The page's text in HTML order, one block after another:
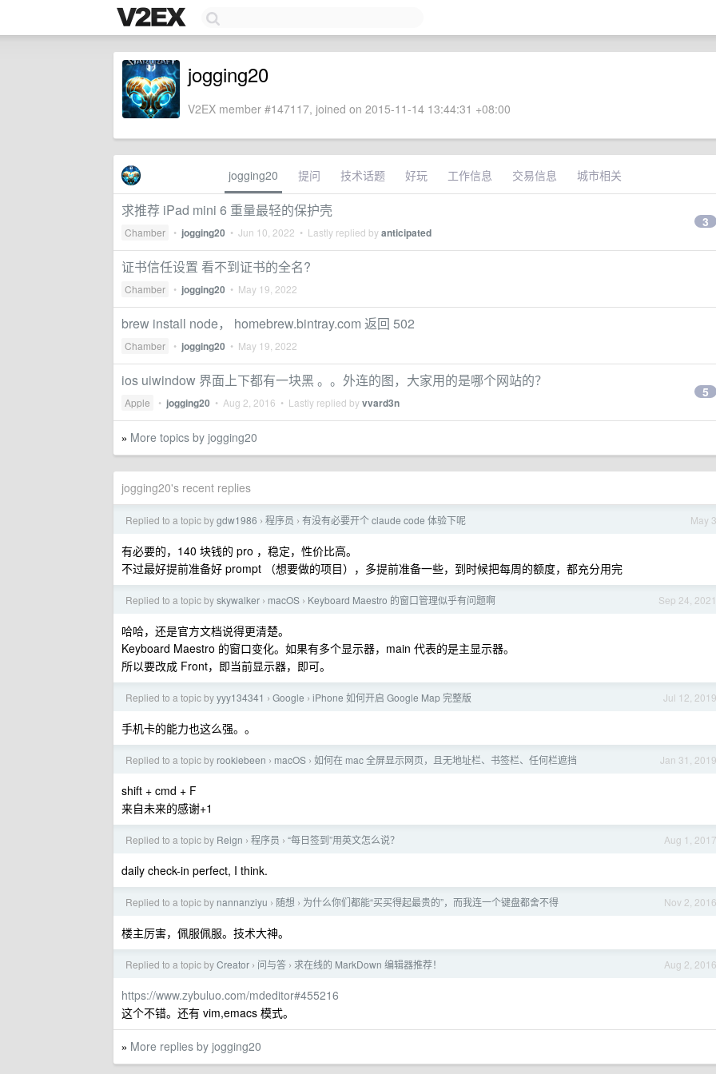
jogging20
V2EX member #147117, joined on 2015-11-14 13:44:31 +08:00
jogging20 提问 技术话题 好玩 工作信息 交易信息 城市相关
求推荐 iPad mini 6 重量最轻的保护壳
Chamber • jogging20 • Jun 10, 2022 • Lastly replied byanticipated
3
证书信任设置 看不到证书的全名?
Chamber • jogging20 • May 19, 2022
brew install node， homebrew.bintray.com 返回 502
Chamber • jogging20 • May 19, 2022
ios uiwindow 界面上下都有一块黑 。。外连的图，大家用的是哪个网站的？
Apple • jogging20 • Aug 2, 2016 • Lastly replied byvvard3n
5
» More topics by jogging20
jogging20's recent replies
May 3
Replied to a topic bygdw1986 › 程序员 › 有没有必要开个 claude code 体验下呢
有必要的，140 块钱的 pro ，稳定，性价比高。
不过最好提前准备好 prompt （想要做的项目），多提前准备一些，到时候把每周的额度，都充分用完
Sep 24, 2021
Replied to a topic byskywalker › macOS › Keyboard Maestro 的窗口管理似乎有问题啊
哈哈，还是官方文档说得更清楚。
Keyboard Maestro 的窗口变化。如果有多个显示器，main 代表的是主显示器。
所以要改成 Front，即当前显示器，即可。
Jul 12, 2019
Replied to a topic byyyy134341 › Google › iPhone 如何开启 Google Map 完整版
手机卡的能力也这么强。。
Jan 31, 2019
Replied to a topic by rookiebeen › macOS › 如何在 mac 全屏显示网页，且无地址栏、书签栏、任何栏遮挡
shift + cmd + F
来自未来的感谢+1
Aug 1, 2017
Replied to a topic by Reign › 程序员 › “每日签到”用英文怎么说？
daily check-in perfect, I think.
Nov 2, 2016
Replied to a topic by nannanziyu › 随想 › 为什么你们都能“买买得起最贵的”，而我连一个键盘都舍不得
楼主厉害，佩服佩服。技术大神。
Aug 2, 2016
Replied to a topic byCreator › 问与答 › 求在线的 MarkDown 编辑器推荐！
https://www.zybuluo.com/mdeditor#455216
这个不错。还有 vim,emacs 模式。
» More replies by jogging20